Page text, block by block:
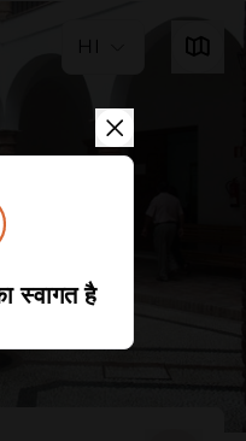
HI
स्वागत है